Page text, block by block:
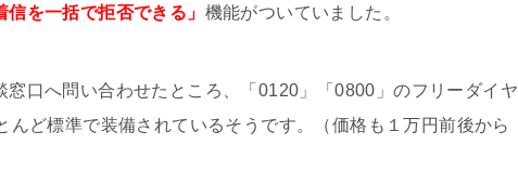
を一括で拒否できる」 機能がついていました。
口へ問い合わせたところ、「0120」「0800」のフリーダイヤ
んど標準で装備されているそうです。（価格も１万円前後から